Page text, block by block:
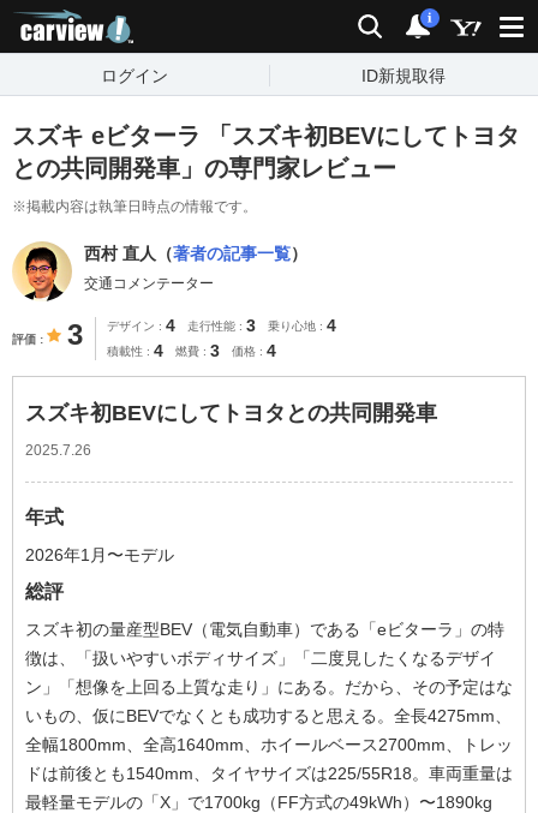
検索 通知
i
ログイン ID新規取得
スズキ eビターラ 「スズキ初BEVにしてトヨタ
との共同開発車」の専門家レビュー
※掲載内容は執筆日時点の情報です。
西村 直人（著者の記事一覧）
交通コメンテーター
評価 3 デザイン 4 走行性能 3 乗り心地 4
積載性 4 燃費 3 価格 4
スズキ初BEVにしてトヨタとの共同開発車
2025.7.26
年式
2026年1月〜モデル
総評
スズキ初の量産型BEV（電気自動車）である「eビターラ」の特
徴は、「扱いやすいボディサイズ」「二度見したくなるデザイ
ン」「想像を上回る上質な走り」にある。だから、その予定はな
いもの、仮にBEVでなくとも成功すると思える。全長4275mm、
全幅1800mm、全高1640mm、ホイールベース2700mm、トレッ
ドは前後とも1540mm、タイヤサイズは225/55R18。車両重量は
最軽量モデルの「X」で1700kg（FF方式の49kWh）〜1890kg